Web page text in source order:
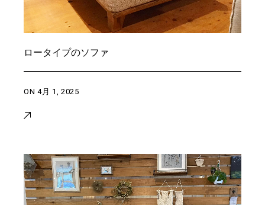
ロータイプのソファ
ON4月 1, 2025